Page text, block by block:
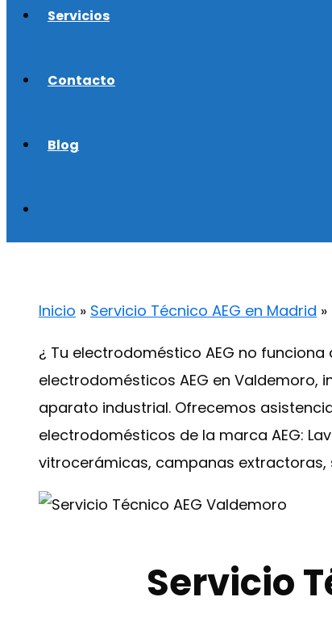
Servicios
Contacto
Blog
Inicio » Servicio Técnico AEG en Madrid »
¿ Tu electrodoméstico AEG no
electrodomésticos AEG en Valdemoro,
aparato industrial. Ofrecemos
electrodomésticos de la marca AEG:
vitrocerámicas, campanas extractoras,
Servicio